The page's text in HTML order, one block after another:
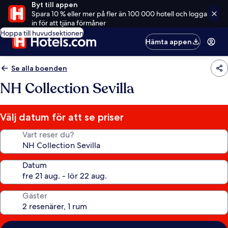
Byt till appen
Spara 10 % eller mer på fler än 100 000 hotell och logga
in för att tjäna förmåner
Hoppa till huvudsektionen
Hämta appen
Se alla boenden
NH Collection Sevilla
Välj datum för att se priser
Vart reser du?
Datum
Gäster